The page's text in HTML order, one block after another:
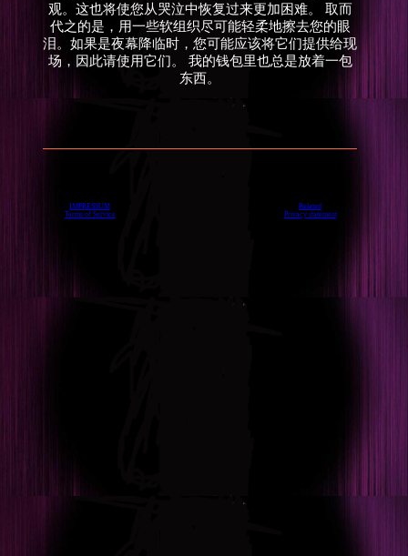
观。这也将使您从哭泣中恢复过来更加困难。 取而
代之的是，用一些软组织尽可能轻柔地擦去您的眼
泪。如果是夜幕降临时，您可能应该将它们提供给现
场，因此请使用它们。 我的钱包里也总是放着一包
东西。
IMPRESSUM
Terms of Service
Related
Privacy statement